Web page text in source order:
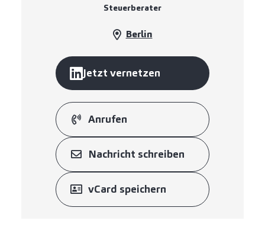
Steuerberater
Berlin
Jetzt vernetzen
Anrufen
Nachricht schreiben
vCard speichern